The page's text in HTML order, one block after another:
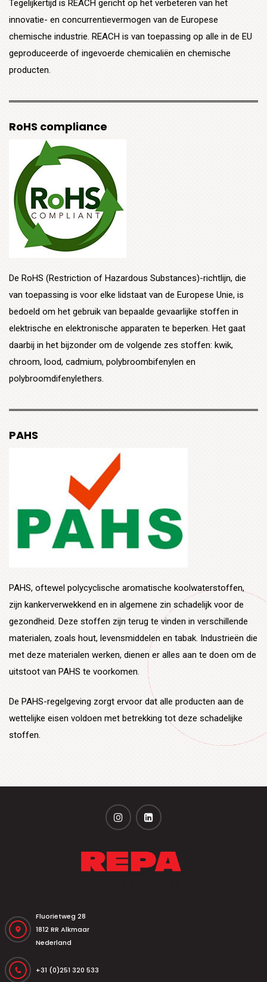
Tegelijkertijd is REACH gericht op het verbeteren van het
innovatie- en concurrentievermogen van de Europese
chemische industrie. REACH is van toepassing op alle in de EU
geproduceerde of ingevoerde chemicaliën en chemische
producten.
RoHS compliance
De RoHS (Restriction of Hazardous Substances)-richtlijn, die
van toepassing is voor elke lidstaat van de Europese Unie, is
bedoeld om het gebruik van bepaalde gevaarlijke stoffen in
elektrische en elektronische apparaten te beperken. Het gaat
daarbij in het bijzonder om de volgende zes stoffen: kwik,
chroom, lood, cadmium, polybroombifenylen en
polybroomdifenylethers.
PAHS
PAHS, oftewel polycyclische aromatische koolwaterstoffen,
zijn kankerverwekkend en in algemene zin schadelijk voor de
gezondheid. Deze stoffen zijn terug te vinden in verschillende
materialen, zoals hout, levensmiddelen en tabak. Industrieën die
met deze materialen werken, dienen er alles aan te doen om de
uitstoot van PAHS te voorkomen.
De PAHS-regelgeving zorgt ervoor dat alle producten aan de
wettelijke eisen voldoen met betrekking tot deze schadelijke
stoffen.
Fluorietweg 28
1812 RR Alkmaar
Nederland
+31 (0)251 320 533